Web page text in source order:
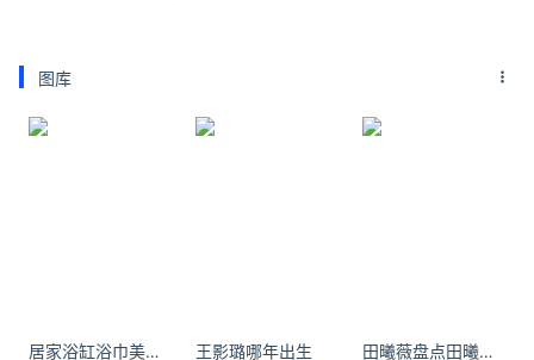
安全、绿色软件下载就上极速下载站：
https://www.yaorank.com/
港股 科技股 蔚来 蔚来-SW
图库
居家浴缸浴巾美女牛仔裤4k壁纸 王影璐哪年出生 田曦薇盘点田曦薇的夏日穿搭，时尚甜妹的穿搭模版